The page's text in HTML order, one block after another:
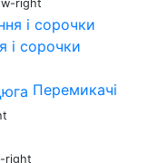
і сорочки
Перемикачі